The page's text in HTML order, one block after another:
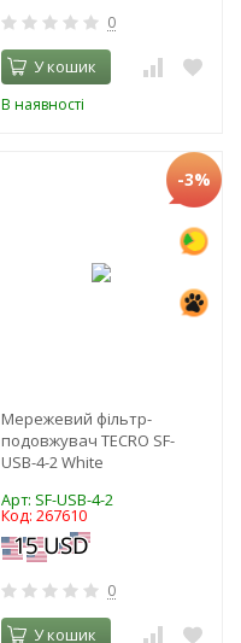
0
У кошик
В наявності
-3%
Мережевий фільтр-
подовжувач TECRO SF-
USB-4-2 White
Арт: SF-USB-4-2
Код: 267610
0
У кошик